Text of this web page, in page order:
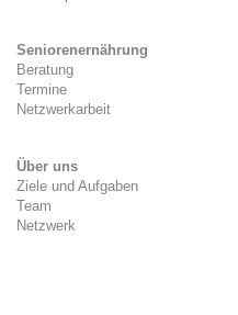
Seniorenernährung
Beratung
Termine
Netzwerkarbeit
Über uns
Ziele und Aufgaben
Team
Netzwerk